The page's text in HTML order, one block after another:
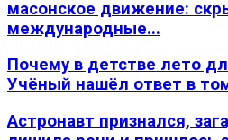
масонское движение:
международные...
Почему в детстве лето
Учёный нашёл ответ в
Астронавт признался,